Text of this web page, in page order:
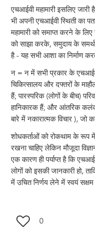
एचआईवी महामारी इसलिए
भी अपनी एचआईवी स्थिती का
महामारी को समाप्त करने के
को साझा करके, समुदाय के
है - यह सभी आशा का निर्माण
न = न में सभी प्रकार के
चिकित्सालय और दफ्तरों के
हैं; पारस्परिक (लोगों के बीच)
हानिकारक हैं; और आंतरिक
बारे में नकारात्मक विचार ), जो
शोधकर्ताओं को रोकथाम के रूप
रखना चाहिए लेकिन मौजूदा
एक कारण ही पर्याप्त है कि
लोगों को इसकी जानकारी हो,
में उचित निर्णय लेने में स्वयं सक्षम
0